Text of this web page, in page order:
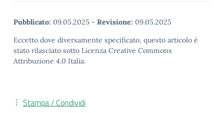
Pubblicato: 09.05.2025 - Revisione: 09.05.2025
Eccetto dove diversamente specificato, questo articolo è
stato rilasciato sotto Licenza Creative Commons
Attribuzione 4.0 Italia.
Stampa / Condividi